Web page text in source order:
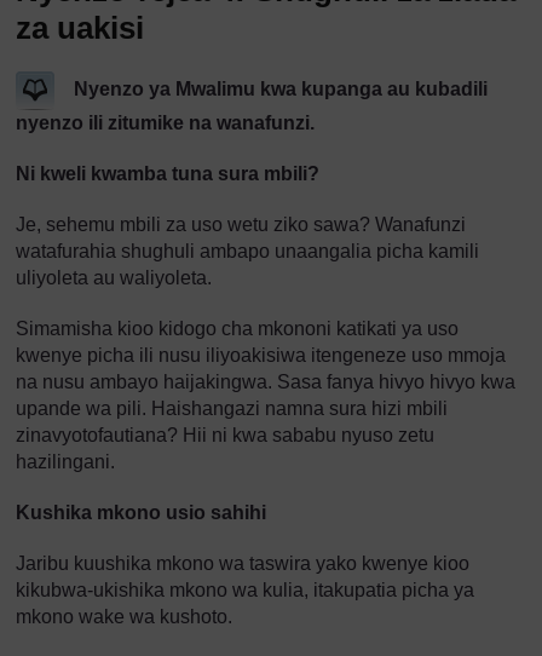
za uakisi
Nyenzo ya Mwalimu kwa kupanga au kubadili
nyenzo ili zitumike na wanafunzi.
Ni kweli kwamba tuna sura mbili?
Je, sehemu mbili za uso wetu ziko sawa? Wanafunzi
watafurahia shughuli ambapo unaangalia picha kamili
uliyoleta au waliyoleta.
Simamisha kioo kidogo cha mkononi katikati ya uso
kwenye picha ili nusu iliyoakisiwa itengeneze uso mmoja
na nusu ambayo haijakingwa. Sasa fanya hivyo hivyo kwa
upande wa pili. Haishangazi namna sura hizi mbili
zinavyotofautiana? Hii ni kwa sababu nyuso zetu
hazilingani.
Kushika mkono usio sahihi
Jaribu kuushika mkono wa taswira yako kwenye kioo
kikubwa-ukishika mkono wa kulia, itakupatia picha ya
mkono wake wa kushoto.